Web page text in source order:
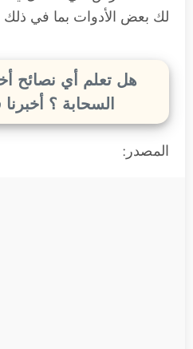
لك بعض الأدوات بما في
هل تعلم أي نصائح
السحابة ؟
المصدر: